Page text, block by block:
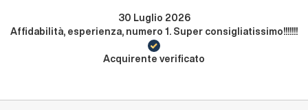
30 Luglio 2026
Affidabilità, esperienza, numero 1. Super consigliatissimo!!!!!!!
Acquirente verificato